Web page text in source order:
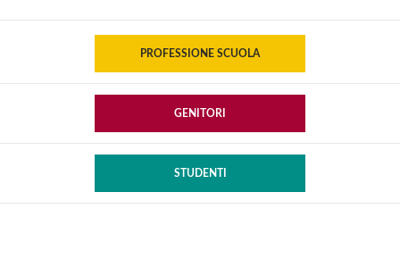
PROFESSIONE SCUOLA
GENITORI
STUDENTI